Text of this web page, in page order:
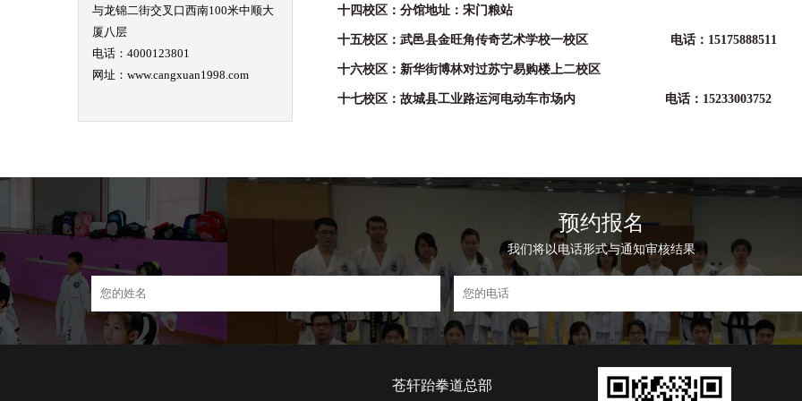
与龙锦二街交叉口西南100米中顺大
厦八层
电话：4000123801
网址：www.cangxuan1998.com
十四校区：分馆地址：宋门粮站
十五校区：武邑县金旺角传奇艺术学校一校区 电话：15175888511
十六校区：新华街博林对过苏宁易购楼上二校区
十七校区：故城县工业路运河电动车市场内 电话：15233003752
预约报名
我们将以电话形式与通知审核结果
苍轩跆拳道总部